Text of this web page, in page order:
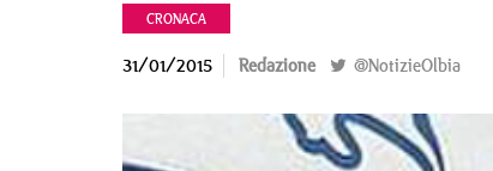
CRONACA
31/01/2015 Redazione @NotizieOlbia